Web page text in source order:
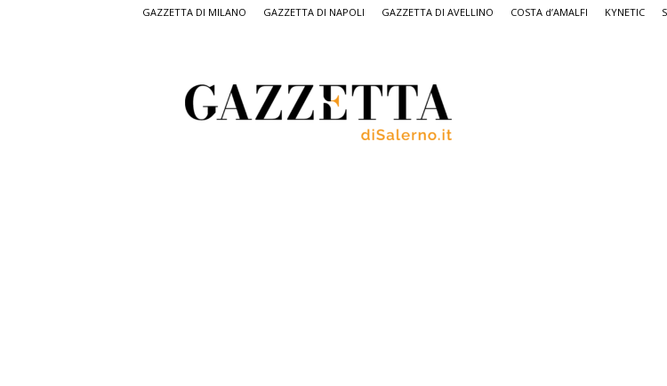
GAZZETTA DI MILANO GAZZETTA DI NAPOLI GAZZETTA DI AVELLINO COSTA d’AMALFI KYNETIC
Salerno,
il
quotidiano